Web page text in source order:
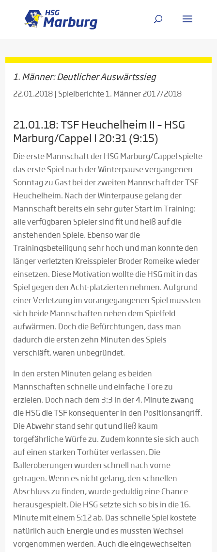
1. Männer: Deutlicher Auswärtssieg
22.01.2018| Spielberichte 1. Männer 2017/2018
21.01.18: TSF Heuchelheim II – HSG
Marburg/Cappel I 20:31 (9:15)
Die erste Mannschaft der HSG Marburg/Cappel spielte
das erste Spiel nach der Winterpause vergangenen
Sonntag zu Gast bei der zweiten Mannschaft der TSF
Heuchelheim. Nach der Winterpause gelang der
Mannschaft bereits ein sehr guter Start im Training:
alle verfügbaren Spieler sind fit und heiß auf die
anstehenden Spiele. Ebenso war die
Trainingsbeteiligung sehr hoch und man konnte den
länger verletzten Kreisspieler Broder Romeike wieder
einsetzen. Diese Motivation wollte die HSG mit in das
Spiel gegen den Acht-platzierten nehmen. Aufgrund
einer Verletzung im vorangegangenen Spiel mussten
sich beide Mannschaften neben dem Spielfeld
aufwärmen. Doch die Befürchtungen, dass man
dadurch die ersten zehn Minuten des Spiels
verschläft, waren unbegründet.
In den ersten Minuten gelang es beiden
Mannschaften schnelle und einfache Tore zu
erzielen. Doch nach dem 3:3 in der 4. Minute zwang
die HSG die TSF konsequenter in den Positionsangriff.
Die Abwehr stand sehr gut und ließ kaum
torgefährliche Würfe zu. Zudem konnte sie sich auch
auf einen starken Torhüter verlassen. Die
Balleroberungen wurden schnell nach vorne
getragen. Wenn es nicht gelang, den schnellen
Abschluss zu finden, wurde geduldig eine Chance
herausgespielt. Die HSG setzte sich so bis in die 16.
Minute mit einem 5:12 ab. Das schnelle Spiel kostete
natürlich auch Energie und es mussten Wechsel
vorgenommen werden. Auch die eingewechselten